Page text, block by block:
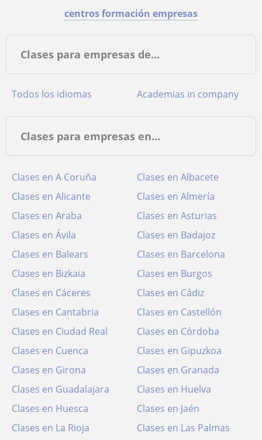
centros formación empresas
Clases para empresas de...
Todos los idiomas Academias in company
Clases para empresas en...
Clases en A Coruña
Clases en Albacete
Clases en Alicante
Clases en Almería
Clases en Araba
Clases en Asturias
Clases en Ávila
Clases en Badajoz
Clases en Balears
Clases en Barcelona
Clases en Bizkaia
Clases en Burgos
Clases en Cáceres
Clases en Cádiz
Clases en Cantabria
Clases en Castellón
Clases en Ciudad Real
Clases en Córdoba
Clases en Cuenca
Clases en Gipuzkoa
Clases en Girona
Clases en Granada
Clases en Guadalajara
Clases en Huelva
Clases en Huesca
Clases en Jaén
Clases en La Rioja
Clases en Las Palmas